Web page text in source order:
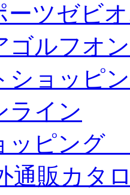
ーツゼビ
ゴルフオ
ショッピ
ライン
ッピング
通販カタ